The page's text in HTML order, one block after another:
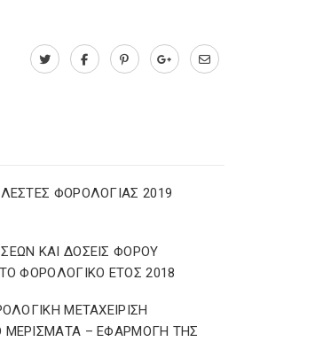
ΦΟΡΟΛΟΓΙΑΣ 2019
ΚΑΙ ΔΟΣΕΙΣ ΦΟΡΟΥ
ΦΟΡΟΛΟΓΙΚΟ ΕΤΟΣ 2018
ΜΕΤΑΧΕΙΡΙΣΗ
– ΕΦΑΡΜΟΓΗ ΤΗΣ